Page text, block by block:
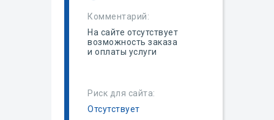
Комментарий:
Риск для сайта:
На сайте отсутствует
возможность заказа
и оплаты услуги
Отсутствует